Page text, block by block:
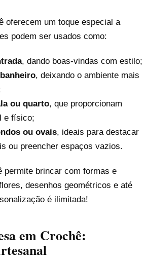
oferecem um toque especial a
podem ser usados como:
, dando boas-vindas com estilo;
, deixando o ambiente mais
ou quarto, que proporcionam
e físico;
ou ovais, ideais para destacar
ou preencher espaços vazios.
permite brincar com formas e
desenhos geométricos e até
é ilimitada!
em Crochê: